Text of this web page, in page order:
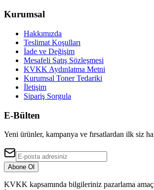
Kurumsal
Hakkımızda
Teslimat Koşulları
İade ve Değişim
Mesafeli Satış Sözleşmesi
KVKK Aydınlatma Metni
Kurumsal Toner Tedariki
İletişim
Sipariş Sorgula
E-Bülten
Yeni ürünler, kampanya ve fırsatlardan ilk siz
Abone Ol
KVKK kapsamında bilgileriniz pazarlama